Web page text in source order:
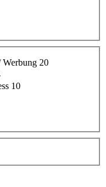
20
10